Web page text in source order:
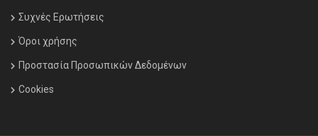
Συχνές Ερωτήσεις
Όροι χρήσης
Προστασία Προσωπικών Δεδομένων
Cookies